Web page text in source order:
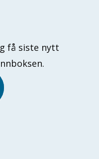
få siste nytt